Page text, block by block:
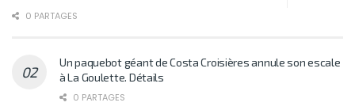
0 PARTAGES
Un paquebot géant de Costa Croisières annule son escale
à La Goulette. Détails
0 PARTAGES